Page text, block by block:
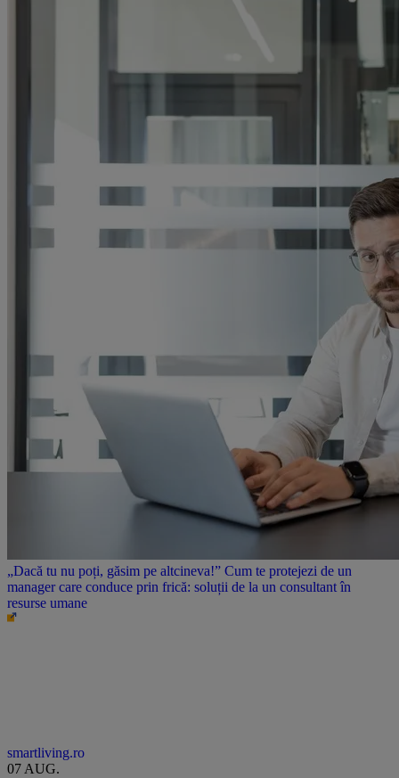
„Dacă tu nu poți, găsim pe altcineva!” Cum te protejezi de un
manager care conduce prin frică: soluții de la un consultant în
resurse umane
smartliving.ro
07 AUG.